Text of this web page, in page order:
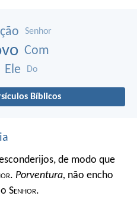
Senhor
Com
Ele Do
Bíblicos
de modo que
. Porventura, não encho
Senhor.